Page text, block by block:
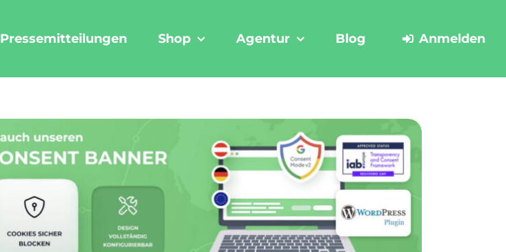
Pressemitteilungen Shop Agentur Blog Anmelden